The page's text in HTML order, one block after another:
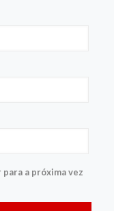
a próxima vez